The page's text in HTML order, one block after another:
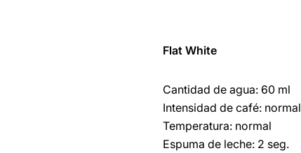
Flat White
Cantidad de agua: 60 ml
Intensidad de café: normal
Temperatura: normal
Espuma de leche: 2 seg.